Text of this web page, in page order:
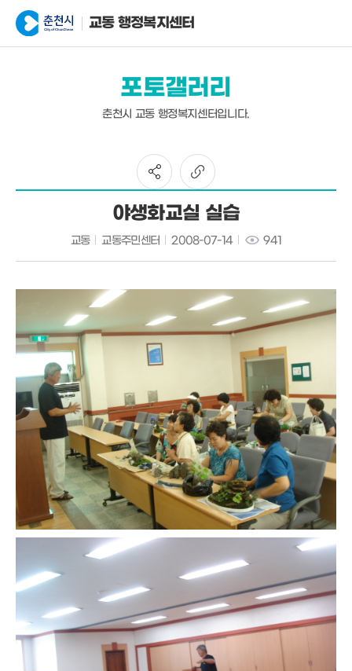
교동 행정복지센터
포토갤러리
춘천시 교동 행정복지센터입니다.
야생화교실 실습
교동 교동주민센터 2008-07-14 941